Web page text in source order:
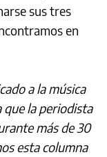
sus tres
en
a la música
la periodista
más de 30
esta columna